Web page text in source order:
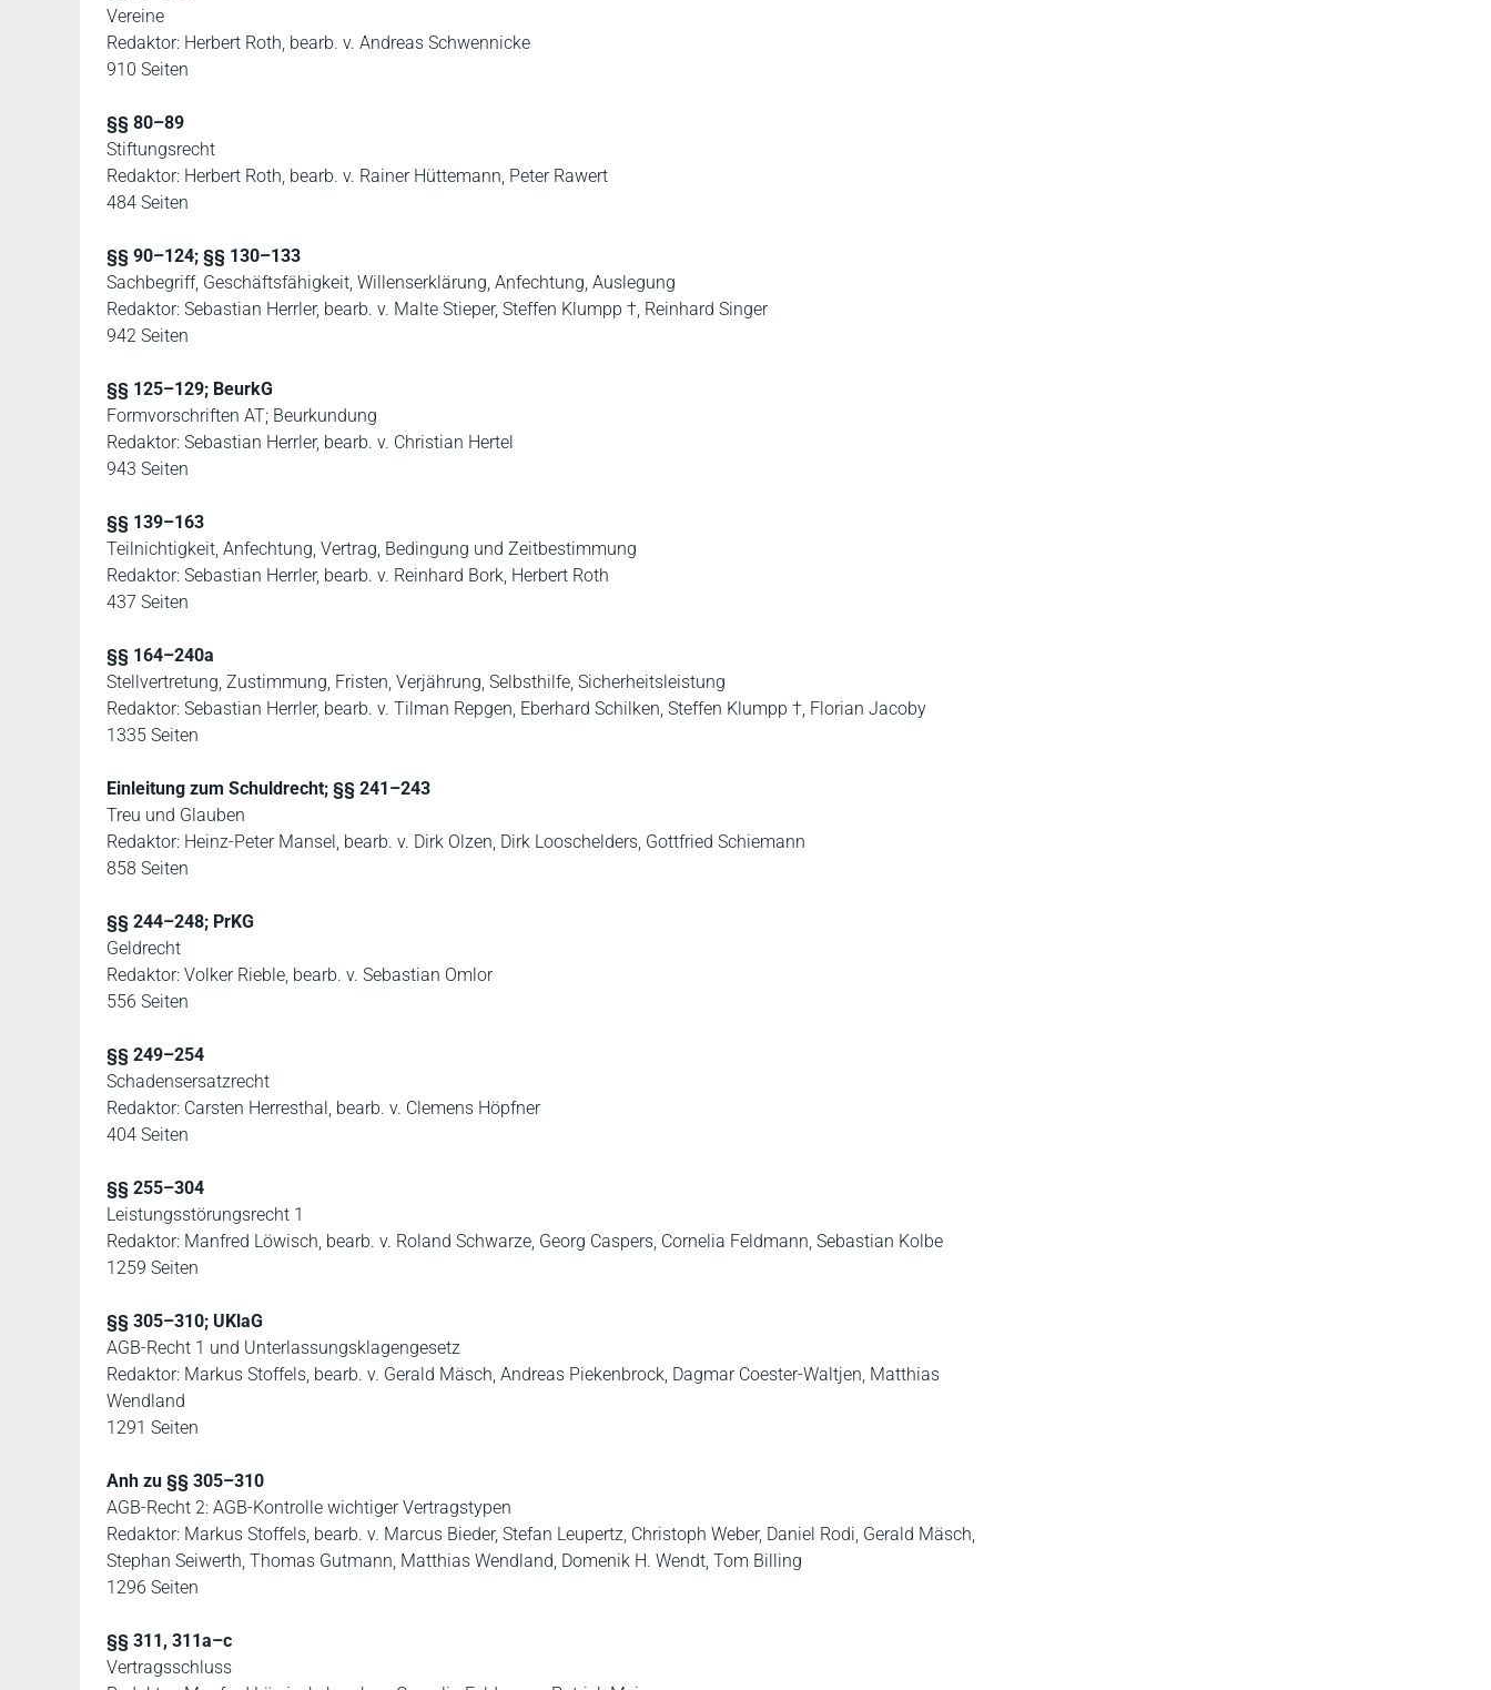
Vereine
Redaktor: Herbert Roth, bearb. v. Andreas Schwennicke
910 Seiten
§§ 80–89
Stiftungsrecht
Redaktor: Herbert Roth, bearb. v. Rainer Hüttemann, Peter Rawert
484 Seiten
§§ 90–124; §§ 130–133
Sachbegriff, Geschäftsfähigkeit, Willenserklärung, Anfechtung, Auslegung
Redaktor: Sebastian Herrler, bearb. v. Malte Stieper, Steffen Klumpp †, Reinhard Singer
942 Seiten
§§ 125–129; BeurkG
Formvorschriften AT; Beurkundung
Redaktor: Sebastian Herrler, bearb. v. Christian Hertel
943 Seiten
§§ 139–163
Teilnichtigkeit, Anfechtung, Vertrag, Bedingung und Zeitbestimmung
Redaktor: Sebastian Herrler, bearb. v. Reinhard Bork, Herbert Roth
437 Seiten
§§ 164–240a
Stellvertretung, Zustimmung, Fristen, Verjährung, Selbsthilfe, Sicherheitsleistung
Redaktor: Sebastian Herrler, bearb. v. Tilman Repgen, Eberhard Schilken, Steffen Klumpp †, Florian Jacoby
1335 Seiten
Einleitung zum Schuldrecht; §§ 241–243
Treu und Glauben
Redaktor: Heinz-Peter Mansel, bearb. v. Dirk Olzen, Dirk Looschelders, Gottfried Schiemann
858 Seiten
§§ 244–248; PrKG
Geldrecht
Redaktor: Volker Rieble, bearb. v. Sebastian Omlor
556 Seiten
§§ 249–254
Schadensersatzrecht
Redaktor: Carsten Herresthal, bearb. v. Clemens Höpfner
404 Seiten
§§ 255–304
Leistungsstörungsrecht 1
Redaktor: Manfred Löwisch, bearb. v. Roland Schwarze, Georg Caspers, Cornelia Feldmann, Sebastian Kolbe
1259 Seiten
§§ 305–310; UKlaG
AGB-Recht 1 und Unterlassungsklagengesetz
Redaktor: Markus Stoffels, bearb. v. Gerald Mäsch, Andreas Piekenbrock, Dagmar Coester-Waltjen, Matthias
Wendland
1291 Seiten
Anh zu §§ 305–310
AGB-Recht 2: AGB-Kontrolle wichtiger Vertragstypen
Redaktor: Markus Stoffels, bearb. v. Marcus Bieder, Stefan Leupertz, Christoph Weber, Daniel Rodi, Gerald Mäsch,
Stephan Seiwerth, Thomas Gutmann, Matthias Wendland, Domenik H. Wendt, Tom Billing
1296 Seiten
§§ 311, 311a–c
Vertragsschluss